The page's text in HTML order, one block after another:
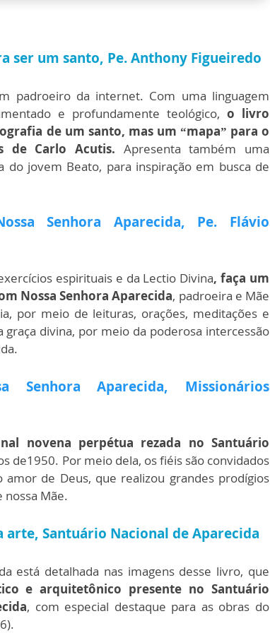
ser um santo, Pe. Anthony Figueiredo
padroeiro da internet. Com uma linguagem
e profundamente teológico, o livro
de um santo, mas um “mapa” para o
de Carlo Acutis. Apresenta também uma
do jovem Beato, para inspiração em busca de
Senhora Aparecida, Pe. Flávio
espirituais e da Lectio Divina, faça um
Nossa Senhora Aparecida, padroeira e Mãe
por meio de leituras, orações, meditações e
divina, por meio da poderosa intercessão
Senhora Aparecida, Missionários
novena perpétua rezada no Santuário
de1950. Por meio dela, os fiéis são convidados
de Deus, que realizou grandes prodígios
nossa Mãe.
arte, Santuário Nacional de Aparecida
está detalhada nas imagens desse livro, que
e arquitetônico presente no Santuário
, com especial destaque para as obras do